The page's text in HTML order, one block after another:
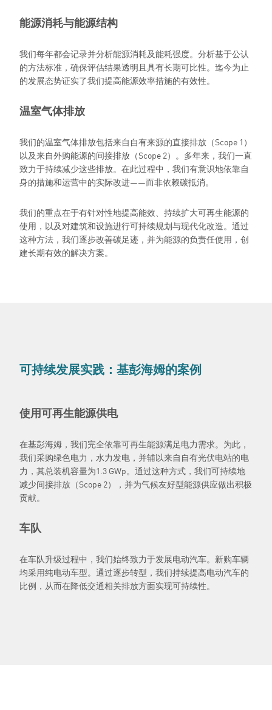
能源消耗与能源结构
我们每年都会记录并分析能源消耗及能耗强度。分析基于公认
的方法标准，确保评估结果透明且具有长期可比性。迄今为止
的发展态势证实了我们提高能源效率措施的有效性。
温室气体排放
我们的温室气体排放包括来自自有来源的直接排放（Scope 1）
以及来自外购能源的间接排放（Scope 2）。多年来，我们一直
致力于持续减少这些排放。在此过程中，我们有意识地依靠自
身的措施和运营中的实际改进——而非依赖碳抵消。
我们的重点在于有针对性地提高能效、持续扩大可再生能源的
使用，以及对建筑和设施进行可持续规划与现代化改造。通过
这种方法，我们逐步改善碳足迹，并为能源的负责任使用，创
建长期有效的解决方案。
可持续发展实践：基彭海姆的案例
使用可再生能源供电
在基彭海姆，我们完全依靠可再生能源满足电力需求。为此，
我们采购绿色电力，水力发电，并辅以来自自有光伏电站的电
力，其总装机容量为1.3 GWp。通过这种方式，我们可持续地
减少间接排放（Scope 2），并为气候友好型能源供应做出积极
贡献。
车队
在车队升级过程中，我们始终致力于发展电动汽车。新购车辆
均采用纯电动车型。通过逐步转型，我们持续提高电动汽车的
比例，从而在降低交通相关排放方面实现可持续性。